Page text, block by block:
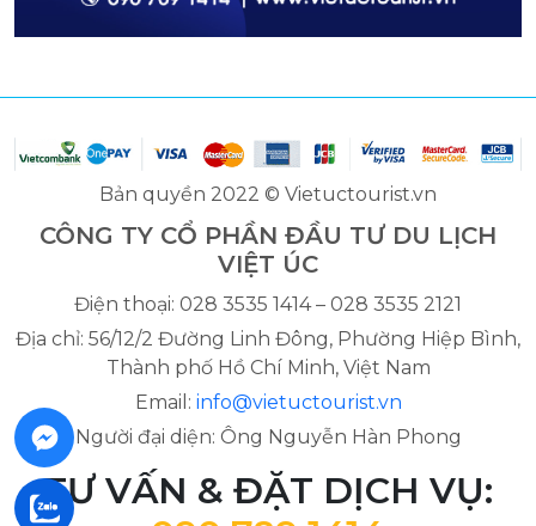
Bản quyền 2022 © Vietuctourist.vn
CÔNG TY CỔ PHẦN ĐẦU TƯ DU LỊCH
VIỆT ÚC
Điện thoại: 028 3535 1414 – 028 3535 2121
Địa chỉ: 56/12/2 Đường Linh Đông, Phường Hiệp Bình,
Thành phố Hồ Chí Minh, Việt Nam
Email: info@vietuctourist.vn
Người đại diện: Ông Nguyễn Hàn Phong
TƯ VẤN & ĐẶT DỊCH VỤ: